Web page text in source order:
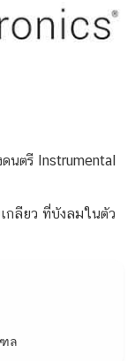
นตรี Instrumental
กลียว ที่บังลมในตัว
ล